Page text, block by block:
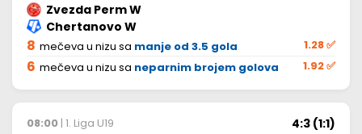
Zvezda Perm W
Chertanovo W
8 mečeva u nizu sa manje od 3.5 gola 1.28✅
6 mečeva u nizu sa neparnim brojem golova 1.92✅
08:00 | 1. Liga U19
4:3 (1:1)